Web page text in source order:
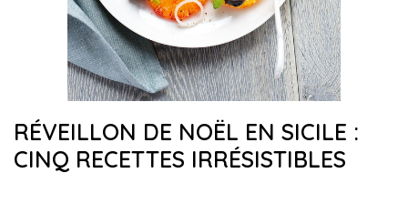
RÉVEILLON DE NOËL EN SICILE :
CINQ RECETTES IRRÉSISTIBLES